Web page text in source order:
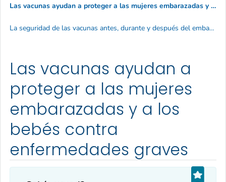
Las vacunas ayudan a
proteger a las mujeres
embarazadas y a los
bebés contra
enfermedades graves
Las vacunas ayudan a proteger a las mujeres embarazadas y a los bebés contra enfermedades graves
La seguridad de las vacunas antes, durante y después del embarazo